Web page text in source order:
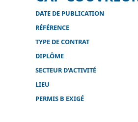
D
L
-
DATE DE PUBLICATION
RÉFÉRENCE
TYPE DE CONTRAT
DIPLÔME
SECTEUR D'ACTIVITÉ
LIEU
PERMIS B EXIGÉ